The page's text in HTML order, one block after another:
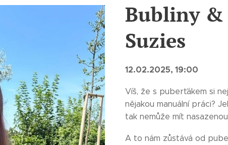
Bubliny &
Suzies
12.02.2025, 19:00
Víš, že s puberťákem si
nějakou manuální práci?
tak nemůže mít
A to nám zůstává od